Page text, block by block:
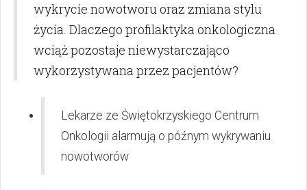
wykrycie nowotworu oraz zmiana stylu
życia. Dlaczego profilaktyka onkologiczna
wciąż pozostaje niewystarczająco
wykorzystywana przez pacjentów?
Lekarze ze Świętokrzyskiego Centrum
Onkologii alarmują o późnym wykrywaniu
nowotworów